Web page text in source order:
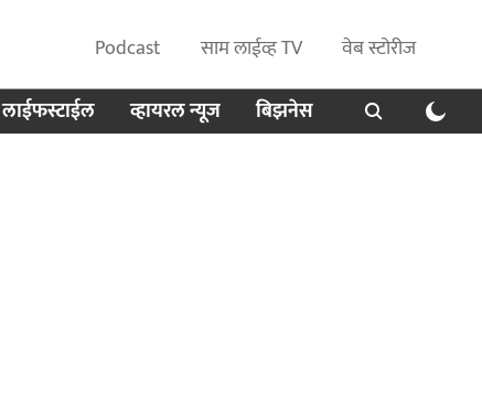
Podcast साम लाईव्ह TV
वेब स्टोरीज
लाईफस्टाईल व्हायरल न्यूज बिझनेस